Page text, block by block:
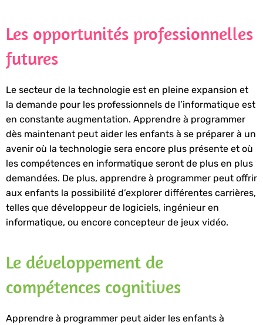
Les opportunités professionnelles
futures
Le secteur de la technologie est en pleine expansion et
la demande pour les professionnels de l’informatique est
en constante augmentation. Apprendre à programmer
dès maintenant peut aider les enfants à se préparer à un
avenir où la technologie sera encore plus présente et où
les compétences en informatique seront de plus en plus
demandées. De plus, apprendre à programmer peut offrir
aux enfants la possibilité d’explorer différentes carrières,
telles que développeur de logiciels, ingénieur en
informatique, ou encore concepteur de jeux vidéo.
Le développement de
compétences cognitives
Apprendre à programmer peut aider les enfants à